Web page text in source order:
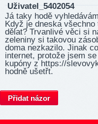
Uživatel_5402054
Já taky hodě
Když je dneska
dělat? Trvanlivé věci si
zeleniny si takovou
doma nezkazilo. Jinak
internet, protože jsem
kupóny z http­s://
hodně ušetřt.
Přidat názor